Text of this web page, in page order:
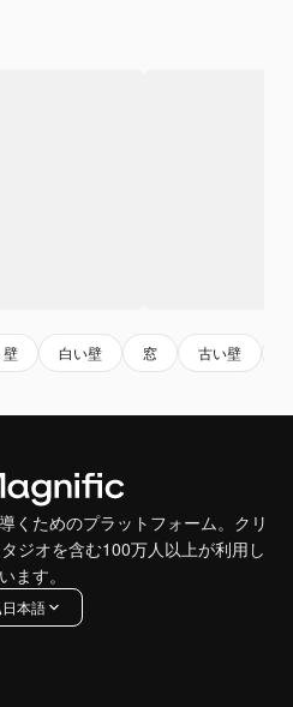
壁 白い壁 窓 古い壁
くためのプラットフォーム。クリ
ジオを含む100万人以上が利用し
ます。
日本語